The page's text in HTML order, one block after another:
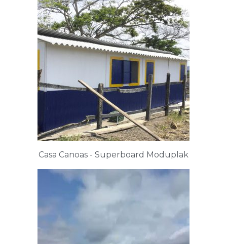
Casa Canoas - Superboard Moduplak